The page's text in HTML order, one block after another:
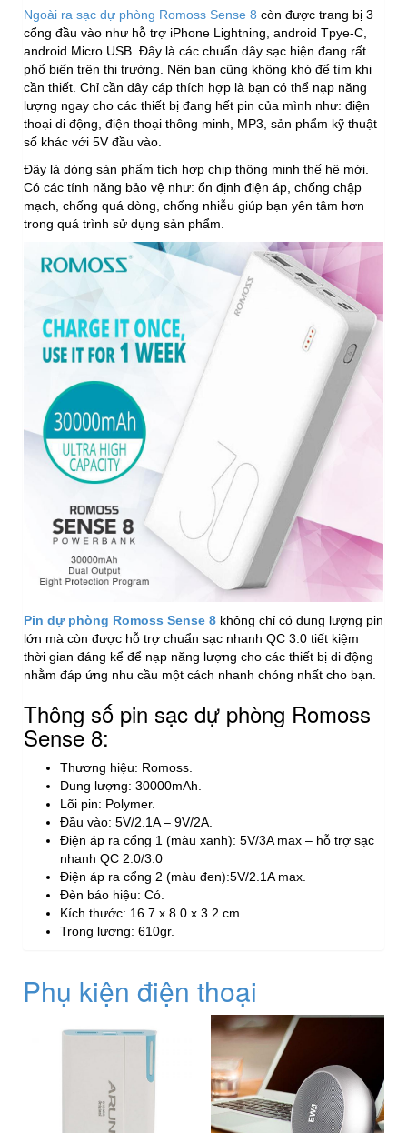
Ngoài ra sạc dự phòng Romoss Sense 8 còn được trang bị 3
cổng đầu vào như hỗ trợ iPhone Lightning, android Tpye-C,
android Micro USB. Đây là các chuẩn dây sạc hiện đang rất
phổ biến trên thị trường. Nên bạn cũng không khó để tìm khi
cần thiết. Chỉ cần dây cáp thích hợp là bạn có thể nạp năng
lượng ngay cho các thiết bị đang hết pin của mình như: điện
thoại di động, điện thoại thông minh, MP3, sản phẩm kỹ thuật
số khác với 5V đầu vào.
Đây là dòng sản phẩm tích hợp chip thông minh thế hệ mới.
Có các tính năng bảo vệ như: ổn định điện áp, chống chập
mạch, chống quá dòng, chống nhiễu giúp bạn yên tâm hơn
trong quá trình sử dụng sản phẩm.
Pin dự phòng Romoss Sense 8 không chỉ có dung lượng pin
lớn mà còn được hỗ trợ chuẩn sạc nhanh QC 3.0 tiết kiệm
thời gian đáng kể để nạp năng lượng cho các thiết bị di động
nhằm đáp ứng nhu cầu một cách nhanh chóng nhất cho bạn.
Thông số pin sạc dự phòng Romoss
Sense 8:
Thương hiệu: Romoss.
Dung lượng: 30000mAh.
Lõi pin: Polymer.
Đầu vào: 5V/2.1A – 9V/2A.
Điện áp ra cổng 1 (màu xanh): 5V/3A max – hỗ trợ sạc
nhanh QC 2.0/3.0
Điện áp ra cổng 2 (màu đen):5V/2.1A max.
Đèn báo hiệu: Có.
Kích thước: 16.7 x 8.0 x 3.2 cm.
Trọng lượng: 610gr.
Phụ kiện điện thoại